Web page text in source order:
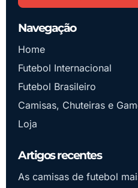
Navegação
Home
Futebol Internacional
Futebol Brasileiro
Camisas, Chuteiras e
Loja
Artigos recentes
As camisas de futebol